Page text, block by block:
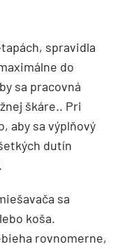
spravidla
do
sa pracovná
škáre.. Pri
aby sa výplňový
dutín
sa
koša.
rovnomerne,